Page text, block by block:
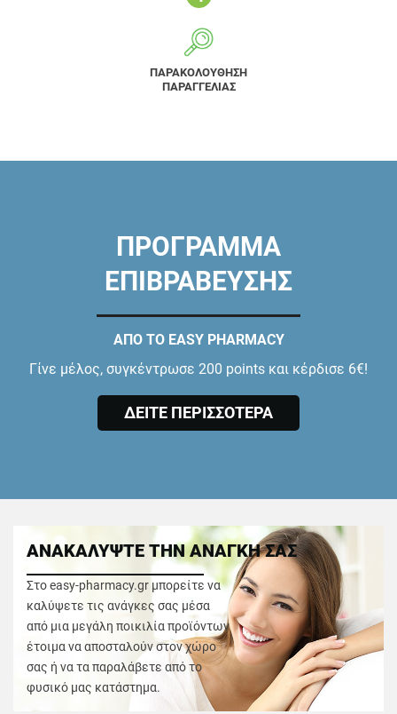
ΠΑΡΑΚΟΛΟΥΘΗΣΗ
ΠΑΡΑΓΓΕΛΙΑΣ
ΠΡΟΓΡΑΜΜΑ
ΕΠΙΒΡΑΒΕΥΣΗΣ
ΑΠΟ ΤΟ EASY PHARMACY
Γίνε μέλος, συγκέντρωσε 200 points και κέρδισε 6€!
ΔΕΙΤΕ ΠΕΡΙΣΣΟΤΕΡΑ
ΑΝΑΚΑΛΥΨΤΕ ΤΗΝ ΑΝΑΓΚΗ ΣΑΣ
Στο easy-pharmacy.gr μπορείτε να
καλύψετε τις ανάγκες σας μέσα
από μια μεγάλη ποικιλία προϊόντων
έτοιμα να αποσταλούν στον χώρο
σας ή να τα παραλάβετε από το
φυσικό μας κατάστημα.